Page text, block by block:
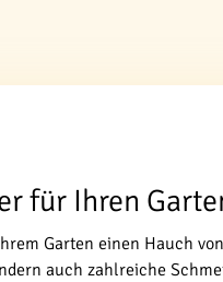
für Ihren
Garten einen Hauch
auch zahlreiche